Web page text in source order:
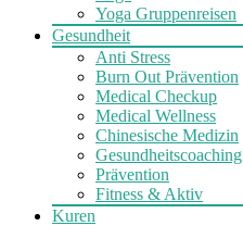
Yoga Gruppenreisen
Gesundheit
Anti Stress
Burn Out Prävention
Medical Checkup
Medical Wellness
Chinesische Medizin
Gesundheitscoaching
Prävention
Fitness & Aktiv
Kuren